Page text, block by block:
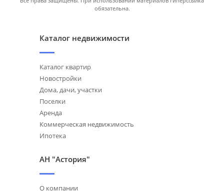
обязательна.
Каталог недвижимости
Каталог квартир
Новостройки
Дома, дачи, участки
Поселки
Аренда
Коммерческая недвижимость
Ипотека
АН "Астория"
О компании